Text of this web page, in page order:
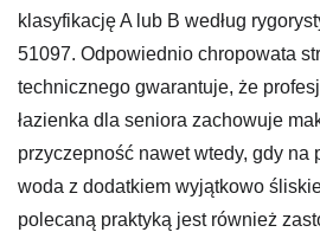
klasyfikację A lub B według
51097. Odpowiednio chropowata
technicznego gwarantuje, że
łazienka dla seniora zachowuje
przyczepność nawet wtedy, gdy na
woda z dodatkiem wyjątkowo
polecaną praktyką jest również